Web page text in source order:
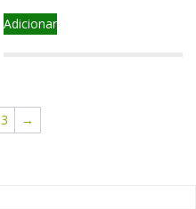
Adicionar
3 →